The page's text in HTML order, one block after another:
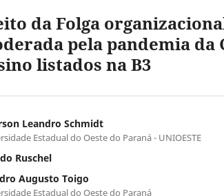
da Folga
pela pandemia da
listados na B3
Leandro Schmidt
Estadual do Oeste do Paraná - UNIOESTE
Ruschel
Augusto Toigo
Estadual do Oeste do Paraná